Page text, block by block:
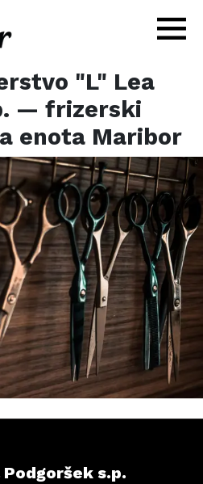
"L" Lea
— frizerski
enota Maribor
s.p.